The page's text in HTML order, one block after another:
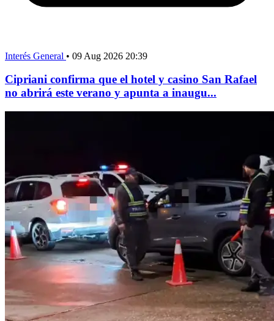
Interés General • 09 Aug 2026 20:39
Cipriani confirma que el hotel y casino San Rafael
no abrirá este verano y apunta a inaugu...